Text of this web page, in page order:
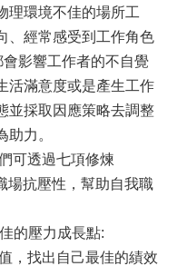
理環境不佳的場所工
、經常感受到工作角色
影響工作者的不自覺
活滿意度或是產生工作
並採取因應策略去調整
力。
可透過七項修煉
場抗壓性，幫助自我職
的壓力成長點:
，找出自己最佳的績效